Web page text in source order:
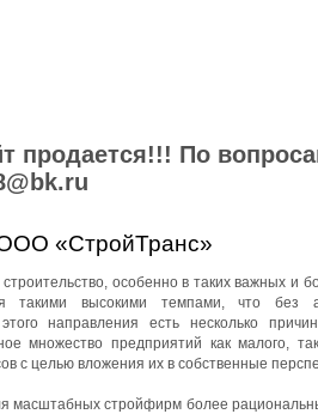
продается!!! По
«СтройТранс»
особенно в таких важных и
такими высокими темпами, что без
этого направления есть несколько
множество предприятий как малого,
с целью вложения их в собственные
масштабных стройфирм более